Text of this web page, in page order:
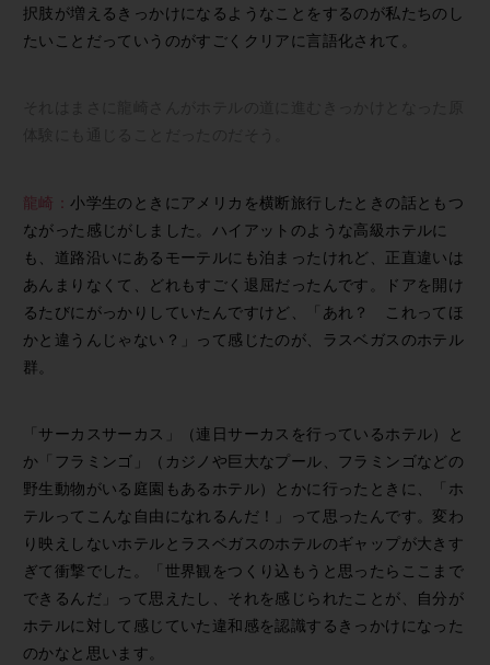
択肢が増えるきっかけになるようなことをするのが私たちのし
たいことだっていうのがすごくクリアに言語化されて。
龍崎：小学生のときにアメリカを横断旅行したときの話ともつ
ながった感じがしました。ハイアットのような高級ホテルに
も、道路沿いにあるモーテルにも泊まったけれど、正直違いは
あんまりなくて、どれもすごく退屈だったんです。ドアを開け
るたびにがっかりしていたんですけど、「あれ？ これってほ
かと違うんじゃない？」って感じたのが、ラスベガスのホテル
群。
「サーカスサーカス」（連日サーカスを行っているホテル）と
か「フラミンゴ」（カジノや巨大なプール、フラミンゴなどの
野生動物がいる庭園もあるホテル）とかに行ったときに、「ホ
テルってこんな自由になれるんだ！」って思ったんです。変わ
り映えしないホテルとラスベガスのホテルのギャップが大きす
ぎて衝撃でした。「世界観をつくり込もうと思ったらここまで
できるんだ」って思えたし、それを感じられたことが、自分が
ホテルに対して感じていた違和感を認識するきっかけになった
のかなと思います。